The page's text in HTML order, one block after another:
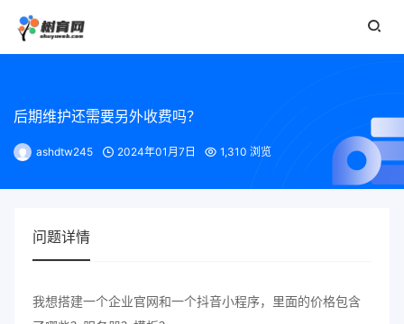
后期维护还需要另外收费吗？
ashdtw245 2024年01月7日 1,310 浏览
问题详情
我想搭建一个企业官网和一个抖音小程序，里面的价格包含